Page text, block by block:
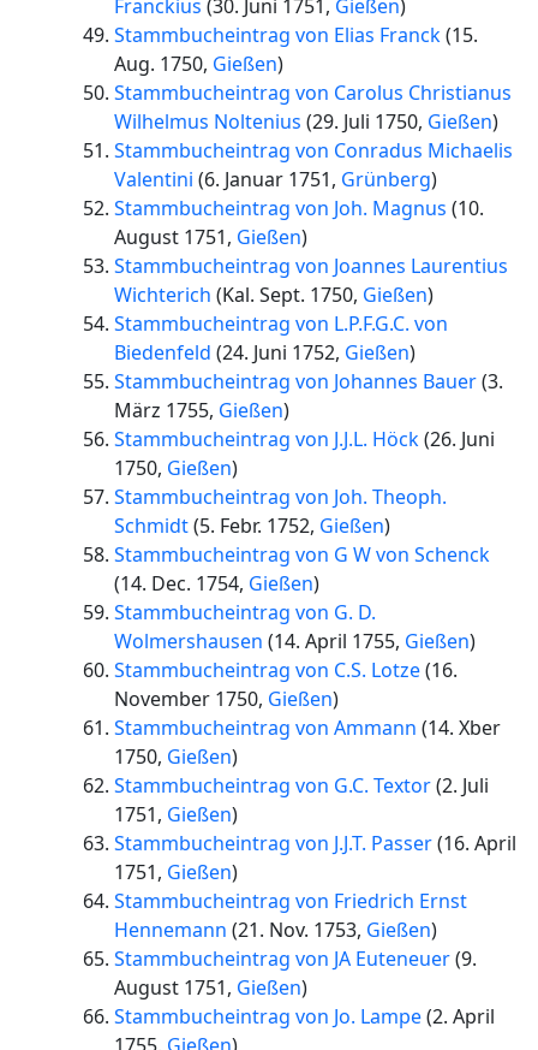
Franckius (30. Juni 1751, Gießen)
Stammbucheintrag von Elias Franck(15.
Aug. 1750, Gießen)
Stammbucheintrag von Carolus Christianus
Wilhelmus Noltenius (29. Juli 1750, Gießen)
Stammbucheintrag von Conradus Michaelis
Valentini (6. Januar 1751, Grünberg)
Stammbucheintrag von Joh. Magnus (10.
August 1751, Gießen)
Stammbucheintrag von Joannes Laurentius
Wichterich (Kal. Sept. 1750, Gießen)
Stammbucheintrag von L.P.F.G.C. von
Biedenfeld (24. Juni 1752, Gießen)
Stammbucheintrag von Johannes Bauer(3.
März 1755, Gießen)
Stammbucheintrag von J.J.L. Höck(26. Juni
1750, Gießen)
Stammbucheintrag von Joh. Theoph.
Schmidt(5. Febr. 1752, Gießen)
Stammbucheintrag von G W von Schenck
(14. Dec. 1754, Gießen)
Stammbucheintrag von G. D.
Wolmershausen (14. April 1755, Gießen)
Stammbucheintrag von C.S. Lotze(16.
November 1750, Gießen)
Stammbucheintrag von Ammann (14. Xber
1750, Gießen)
Stammbucheintrag von G.C. Textor(2. Juli
1751, Gießen)
Stammbucheintrag von J.J.T. Passer(16. April
1751, Gießen)
Stammbucheintrag von Friedrich Ernst
Hennemann (21. Nov. 1753, Gießen)
Stammbucheintrag von JA Euteneuer(9.
August 1751, Gießen)
Stammbucheintrag von Jo. Lampe(2. April